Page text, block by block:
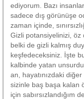
ediyorum. Bazı
sadece dış görünüşe
zaman içinde,
Gizli potansiyelinizi, öz
belki de gizli kalmış
keşfedeceksiniz. İşte
kalbinde yatan
an, hayatınızdaki
sizinle baş başa kalan
için sabırsızlandığım